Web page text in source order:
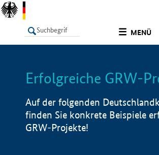
MENÜ
LISTE
Erfolgreiche GRW-
Auf der folgenden
finden Sie konkrete Beispiele
GRW-Projekte!